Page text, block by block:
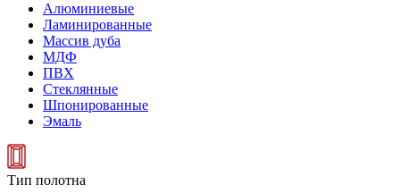
Алюминиевые
Ламинированные
Массив дуба
МДФ
ПВХ
Стеклянные
Шпонированные
Эмаль
Тип полотна